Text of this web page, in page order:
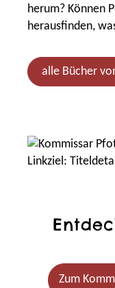
herum? Können
herausfinden,
alle Bücher
Slider
Zum